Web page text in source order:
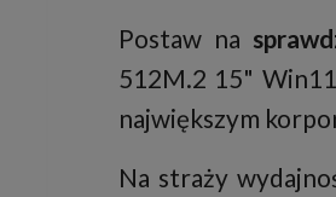
Postaw na
512M.2 15"
największym
Na straży